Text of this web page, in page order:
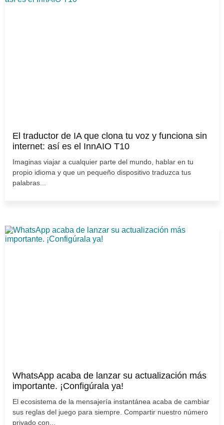
El traductor de IA que clona tu voz y funciona sin
internet: así es el InnAIO T10
Imaginas viajar a cualquier parte del mundo, hablar en tu
propio idioma y que un pequeño dispositivo traduzca tus
palabras...
WhatsApp acaba de lanzar su actualización más
importante. ¡Configúrala ya!
El ecosistema de la mensajería instantánea acaba de cambiar
sus reglas del juego para siempre. Compartir nuestro número
privado con...